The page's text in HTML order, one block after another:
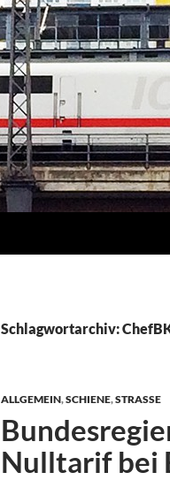
Schlagwortarchiv:
ALLGEMEIN,SCHIENE,STRASSE
Nulltarif bei